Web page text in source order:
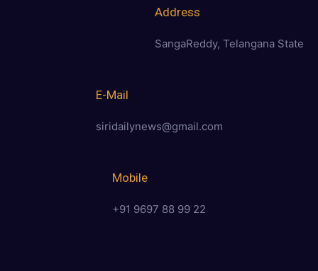
Address
SangaReddy, Telangana State
E-Mail
siridailynews@gmail.com
Mobile
+91 9697 88 99 22